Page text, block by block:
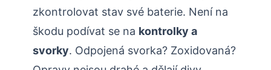
zkontrolovat stav své baterie. Není na
škodu podívat se na kontrolky a
svorky. Odpojená svorka? Zoxidovaná?